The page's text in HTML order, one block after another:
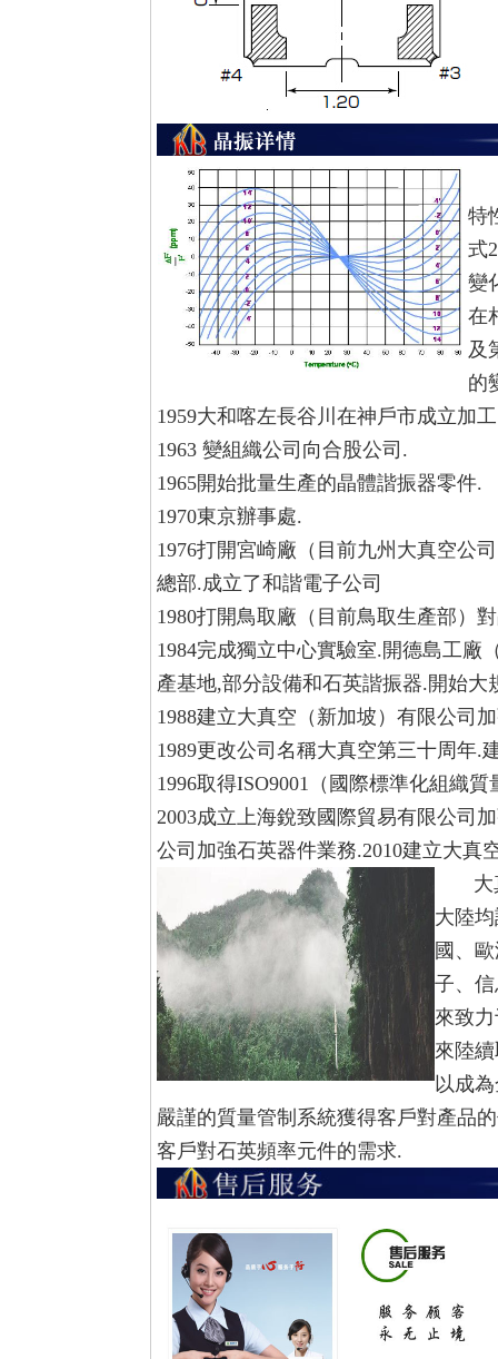
特
式
變
在
及
的
1959大和喀左長谷川在神戶市成立加
1963 變組織公司向合股公司.
1965開始批量生產的晶體諧振器零件.
1970東京辦事處.
1976打開宮崎廠（目前九州大真空公
總部.成立了和諧電子公司
1980打開鳥取廠（目前鳥取生產部）
1984完成獨立中心實驗室.開德島工廠
產基地,部分設備和石英諧振器.開始大
1988建立大真空（新加坡）有限公司
1989更改公司名稱大真空第三十周年.
1996取得ISO9001（國際標準化組織
2003成立上海銳致國際貿易有限公司
公司加強石英器件業務.2010建立大真
大陸
國、
子、
來致
來陸
以成
嚴謹的質量管制系統獲得客戶對產品
客戶對石英頻率元件的需求.